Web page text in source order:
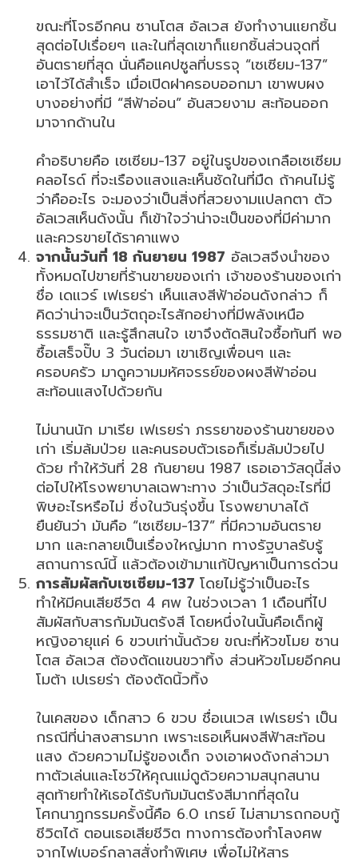
ขณะที่โจรอีกคน ซานโตส อัลเวส ยังทำงานแยกชิ้น
สุดต่อไปเรื่อยๆ และในที่สุดเขาก็แยกชิ้นส่วนจุดที่
อันตรายที่สุด นั่นคือแคปซูลที่บรรจุ “เซเซียม-137”
เอาไว้ได้สำเร็จ เมื่อเปิดฝาครอบออกมา เขาพบผง
บางอย่างที่มี “สีฟ้าอ่อน” อันสวยงาม สะท้อนออก
มาจากด้านใน
คำอธิบายคือ เซเซียม-137 อยู่ในรูปของเกลือเซเซียม
คลอไรด์ ที่จะเรืองแสงและเห็นชัดในที่มืด ถ้าคนไม่รู้
ว่าคืออะไร จะมองว่าเป็นสิ่งที่สวยงามแปลกตา ตัว
อัลเวสเห็นดังนั้น ก็เข้าใจว่าน่าจะเป็นของที่มีค่ามาก
และควรขายได้ราคาแพง
จากนั้นวันที่ 18 กันยายน 1987 อัลเวสจึงนำของ
ทั้งหมดไปขายที่ร้านขายของเก่า เจ้าของร้านของเก่า
ชื่อ เดแวร์ เฟเรยร่า เห็นแสงสีฟ้าอ่อนดังกล่าว ก็
คิดว่าน่าจะเป็นวัตถุอะไรสักอย่างที่มีพลังเหนือ
ธรรมชาติ และรู้สึกสนใจ เขาจึงตัดสินใจซื้อทันที พอ
ซื้อเสร็จปั๊บ 3 วันต่อมา เขาเชิญเพื่อนๆ และ
ครอบครัว มาดูความมหัศจรรย์ของผงสีฟ้าอ่อน
สะท้อนแสงไปด้วยกัน
ไม่นานนัก มาเรีย เฟเรยร่า ภรรยาของร้านขายของ
เก่า เริ่มล้มป่วย และคนรอบตัวเธอก็เริ่มล้มป่วยไป
ด้วย ทำให้วันที่ 28 กันยายน 1987 เธอเอาวัสดุนี้ส่ง
ต่อไปให้โรงพยาบาลเฉพาะทาง ว่าเป็นวัสดุอะไรที่มี
พิษอะไรหรือไม่ ซึ่งในวันรุ่งขึ้น โรงพยาบาลได้
ยืนยันว่า มันคือ “เซเซียม-137” ที่มีความอันตราย
มาก และกลายเป็นเรื่องใหญ่มาก ทางรัฐบาลรับรู้
สถานการณ์นี้ แล้วต้องเข้ามาแก้ปัญหาเป็นการด่วน
การสัมผัสกับเซเซียม-137 โดยไม่รู้ว่าเป็นอะไร
ทำให้มีคนเสียชีวิต 4 ศพ ในช่วงเวลา 1 เดือนที่ไป
สัมผัสกับสารกัมมันตรังสี โดยหนึ่งในนั้นคือเด็กผู้
หญิงอายุแค่ 6 ขวบเท่านั้นด้วย ขณะที่หัวขโมย ซาน
โตส อัลเวส ต้องตัดแขนขวาทิ้ง ส่วนหัวขโมยอีกคน
โมต้า เปเรยร่า ต้องตัดนิ้วทิ้ง
ในเคสของ เด็กสาว 6 ขวบ ชื่อเนเวส เฟเรยร่า เป็น
กรณีที่น่าสงสารมาก เพราะเธอเห็นผงสีฟ้าสะท้อน
แสง ด้วยความไม่รู้ของเด็ก จงเอาผงดังกล่าวมา
ทาตัวเล่นและโชว์ให้คุณแม่ดูด้วยความสนุกสนาน
สุดท้ายทำให้เธอได้รับกัมมันตรังสีมากที่สุดใน
โศกนาฏกรรมครั้งนี้คือ 6.0 เกรย์ ไม่สามารถกอบกู้
ชีวิตได้ ตอนเธอเสียชีวิต ทางการต้องทำโลงศพ
จากไฟเบอร์กลาสสั่งทำพิเศษ เพื่อไม่ให้สาร